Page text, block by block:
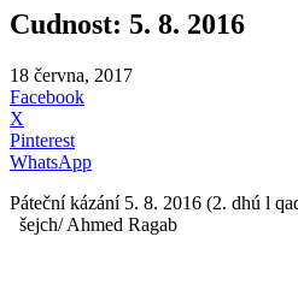
Cudnost: 5. 8. 2016
18 června, 2017
Facebook
X
Pinterest
WhatsApp
Páteční kázání 5. 8. 2016
šejch/ Ahmed Ragab